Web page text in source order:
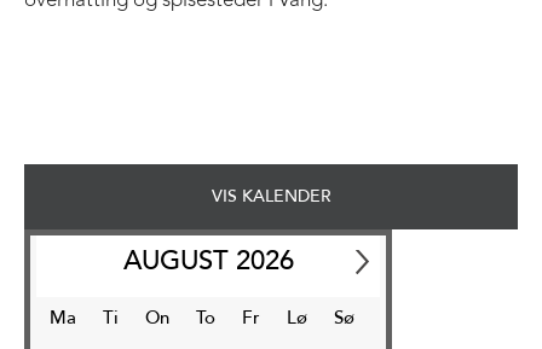
VIS KALENDER
AUGUST 2026
Ma Ti On To Fr Lø Sø